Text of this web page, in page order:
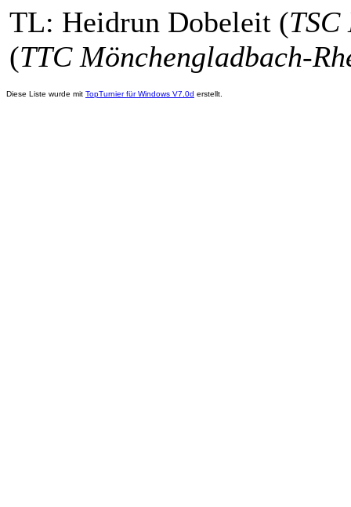
TL: Heidrun Dobeleit (
(TTC Mönchengladbach-
Diese Liste wurde mit TopTurnier für Windows V7.0d erstellt.